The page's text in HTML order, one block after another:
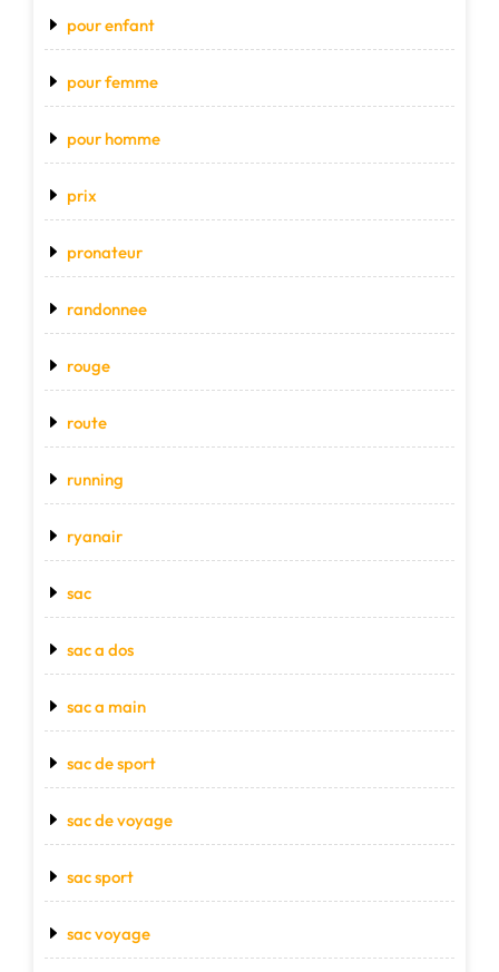
pour enfant
pour femme
pour homme
prix
pronateur
randonnee
rouge
route
running
ryanair
sac
sac a dos
sac a main
sac de sport
sac de voyage
sac sport
sac voyage